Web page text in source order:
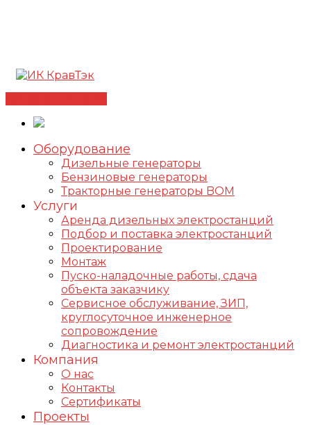
Оборудование
Дизельные генераторы
Бензиновые генераторы
Тракторные генераторы BOM
Услуги
Аренда дизельных электростанций
Подбор и поставка электростанций
Проектирование
Монтаж
Пуско-наладочные работы, сдача
объекта заказчику
Сервисное обслуживание, ЗИП,
круглосуточное инженерное
сопровождение
Диагностика и ремонт электростанций
Компания
О нас
Контакты
Сертификаты
Проекты